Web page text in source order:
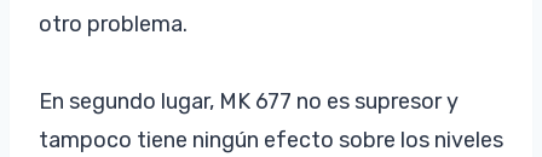
otro problema.
En segundo lugar, MK 677 no es supresor y
tampoco tiene ningún efecto sobre los niveles